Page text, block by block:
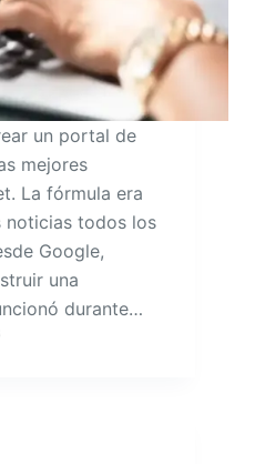
un portal de
mejores
La fórmula era
noticias todos los
Google,
una
durante…